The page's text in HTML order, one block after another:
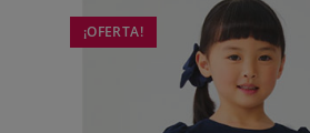
¡OFERTA!